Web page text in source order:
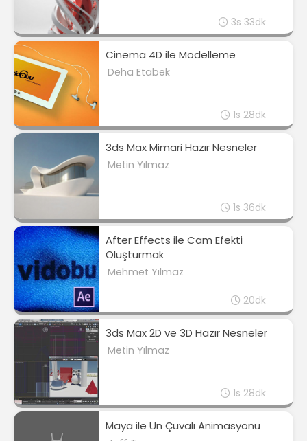
3s 33dk
Cinema 4D ile Modelleme
Deha Etabek
1s 28dk
3ds Max Mimari Hazır Nesneler
Metin Yılmaz
1s 36dk
After Effects ile Cam Efekti
Oluşturmak
Mehmet Yılmaz
20dk
3ds Max 2D ve 3D Hazır Nesneler
Metin Yılmaz
1s 28dk
Maya ile Un Çuvalı Animasyonu